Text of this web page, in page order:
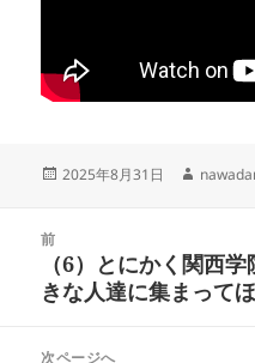
投
2025年8月31日
作
前
前
の
稿:
（6）とにかく関西
きな人達に集まって
次ページへ